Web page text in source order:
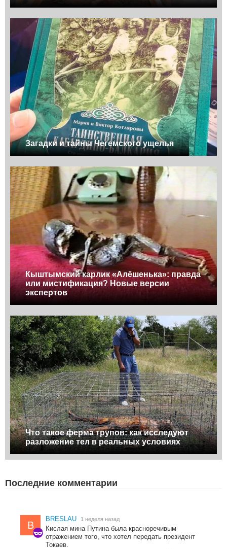
Загадки и тайны Чегемского ущелья
Кыштымский карлик «Алёшенька»: правда
или мистификация? Новые версии
экспертов
Что такое ферма трупов: как исследуют
разложение тел в реальных условиях
Последние комментарии
B
BRESLAU 1 неделя назад
Кислая мина Путина была красноречивым
отражением того, что хотел передать президент
Токаев.